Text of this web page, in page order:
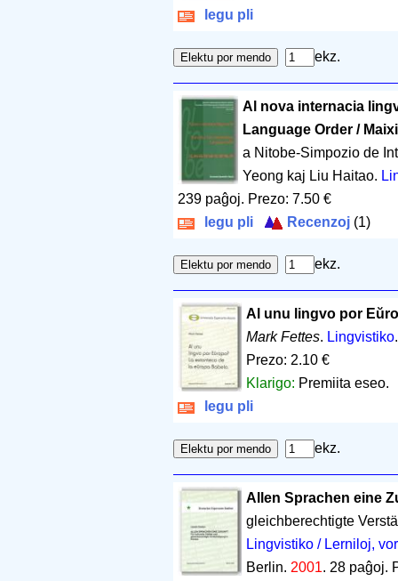
legu pli
ekz.
Al nova internacia
Language Order /
a Nitobe-Simpozio de
Yeong kaj Liu Haitao.
239 paĝoj. Prezo: 7.50 €
legu pli
Recenzoj (1)
ekz.
Al unu lingvo por
Mark Fettes. Lingvistiko
Prezo: 2.10 €
Klarigo: Premiita eseo.
legu pli
ekz.
Allen Sprachen eine
gleichberechtigte
Lingvistiko / Lerniloj,
Berlin. 2001. 28 paĝoj.